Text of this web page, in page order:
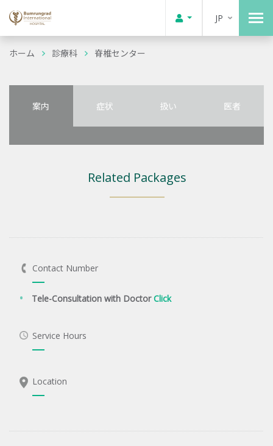
JP
ホーム 診療科 脊椎センター
案内 症状 扱い 医者
Related Packages
Contact Number
Tele-Consultation with DoctorClick
Service Hours
Location